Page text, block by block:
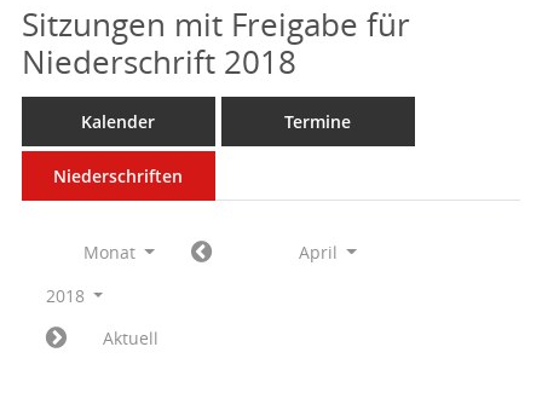
Sitzungen mit Freigabe für
Niederschrift 2018
Kalender Termine
Niederschriften
Monat
April
2018
Aktuell